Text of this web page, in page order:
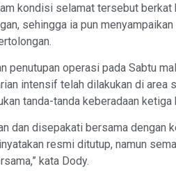
kondisi selamat tersebut
sehingga ia pun
penutupan operasi pada Sabtu
intensif telah dilakukan di area
tanda-tanda keberadaan ketiga
dan disepakati bersama dengan
resmi ditutup, namun
kata Dody.